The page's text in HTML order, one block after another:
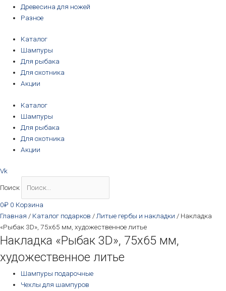
Древесина для ножей
Разное
Каталог
Шампуры
Для рыбака
Для охотника
Акции
Каталог
Шампуры
Для рыбака
Для охотника
Акции
Vk
Поиск
0₽ 0 Корзина
Главная / Каталог подарков / Литые гербы и накладки / Накладка
«Рыбак 3D», 75х65 мм, художественное литье
Накладка «Рыбак 3D», 75х65 мм,
художественное литье
Шампуры подарочные
Чехлы для шампуров